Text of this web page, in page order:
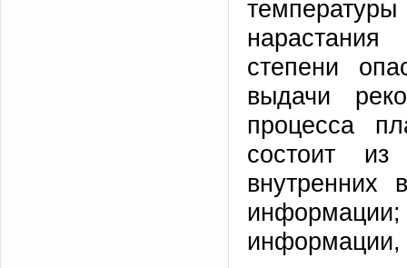
нарастания
степени
выдачи
процесса
состоит
внутренних
информации;
информации,